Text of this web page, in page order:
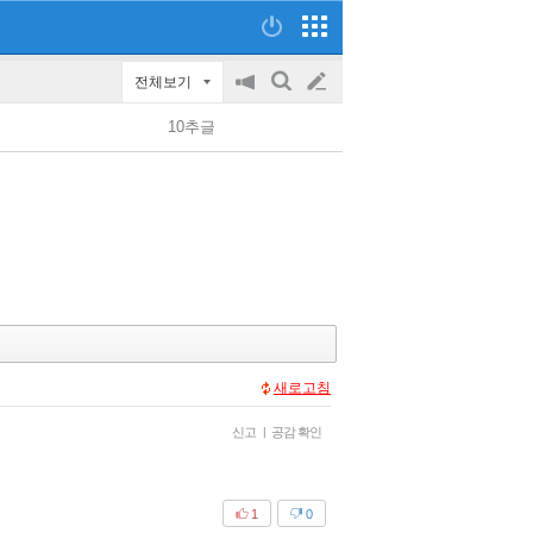
전체보기
공
on/off
검
글
쓰
10추글
새로고침
신고 | 공감 확인
0
1